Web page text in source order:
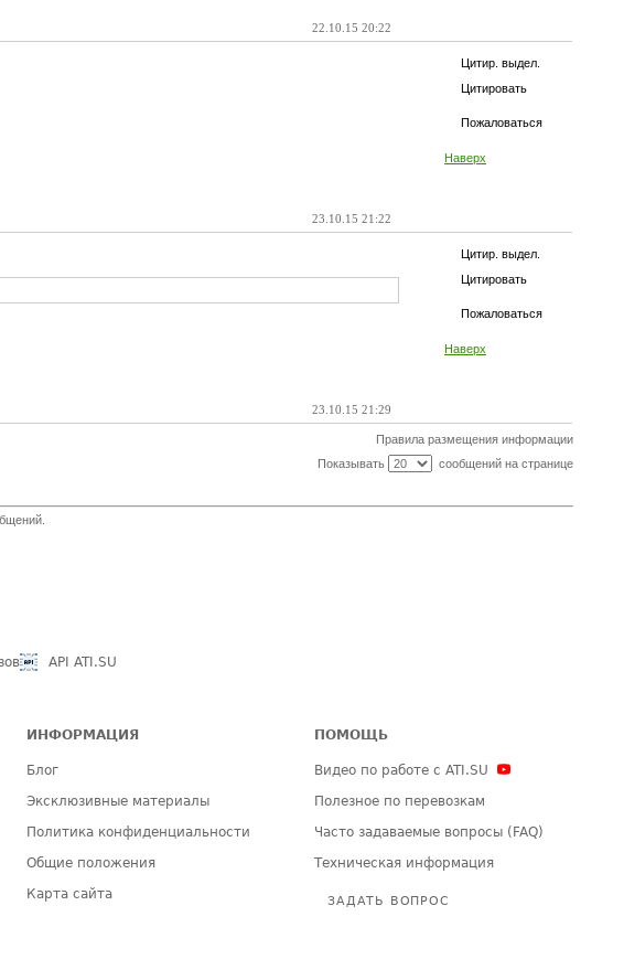
22.10.15 20:22
Цитир. выдел.
Цитировать
Пожаловаться
Наверх
23.10.15 21:22
Цитир. выдел.
Цитировать
Пожаловаться
Наверх
23.10.15 21:29
Правила размещения информации
Показывать
сообщений на странице
API ATI.SU
ИНФОРМАЦИЯ
Блог
Эксклюзивные материалы
Политика конфиденциальности
Общие положения
Карта сайта
ПОМОЩЬ
Видео по работе с ATI.SU
Полезное по перевозкам
Часто задаваемые вопросы (FAQ)
Техническая информация
ЗАДАТЬ ВОПРОС